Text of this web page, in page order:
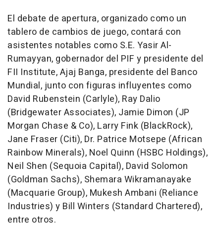
El debate de apertura, organizado como un
tablero de cambios de juego, contará con
asistentes notables como S.E. Yasir Al-
Rumayyan, gobernador del PIF y presidente del
FII Institute,Ajaj Banga, presidente del Banco
Mundial, junto con figuras influyentes como
David Rubenstein (Carlyle), Ray Dalio
(Bridgewater Associates), Jamie Dimon (JP
Morgan Chase & Co), Larry Fink (BlackRock),
Jane Fraser (Citi), Dr. Patrice Motsepe (African
Rainbow Minerals), Noel Quinn (HSBC Holdings),
Neil Shen (Sequoia Capital), David Solomon
(Goldman Sachs), Shemara Wikramanayake
(Macquarie Group), Mukesh Ambani (Reliance
Industries) y Bill Winters (Standard Chartered),
entre otros.